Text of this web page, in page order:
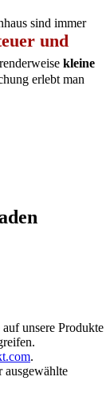
sind immer
und
kleine
erlebt man
unsere Produkte
.
ausgewählte